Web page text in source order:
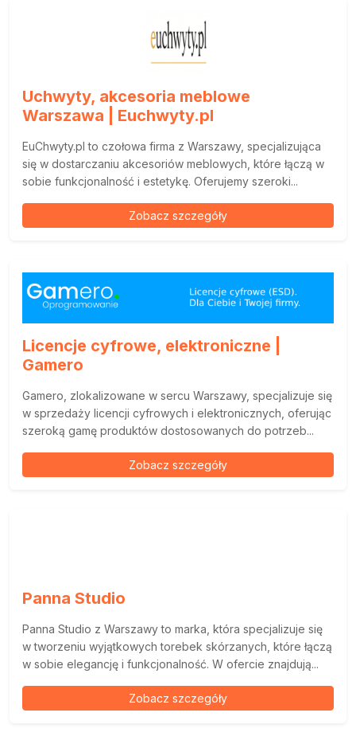
Uchwyty, akcesoria meblowe
Warszawa | Euchwyty.pl
EuChwyty.pl to czołowa firma z Warszawy, specjalizująca
się w dostarczaniu akcesoriów meblowych, które łączą w
sobie funkcjonalność i estetykę. Oferujemy szeroki...
Zobacz szczegóły
Licencje cyfrowe, elektroniczne |
Gamero
Gamero, zlokalizowane w sercu Warszawy, specjalizuje się
w sprzedaży licencji cyfrowych i elektronicznych, oferując
szeroką gamę produktów dostosowanych do potrzeb...
Zobacz szczegóły
Panna Studio
Panna Studio z Warszawy to marka, która specjalizuje się
w tworzeniu wyjątkowych torebek skórzanych, które łączą
w sobie elegancję i funkcjonalność. W ofercie znajdują...
Zobacz szczegóły